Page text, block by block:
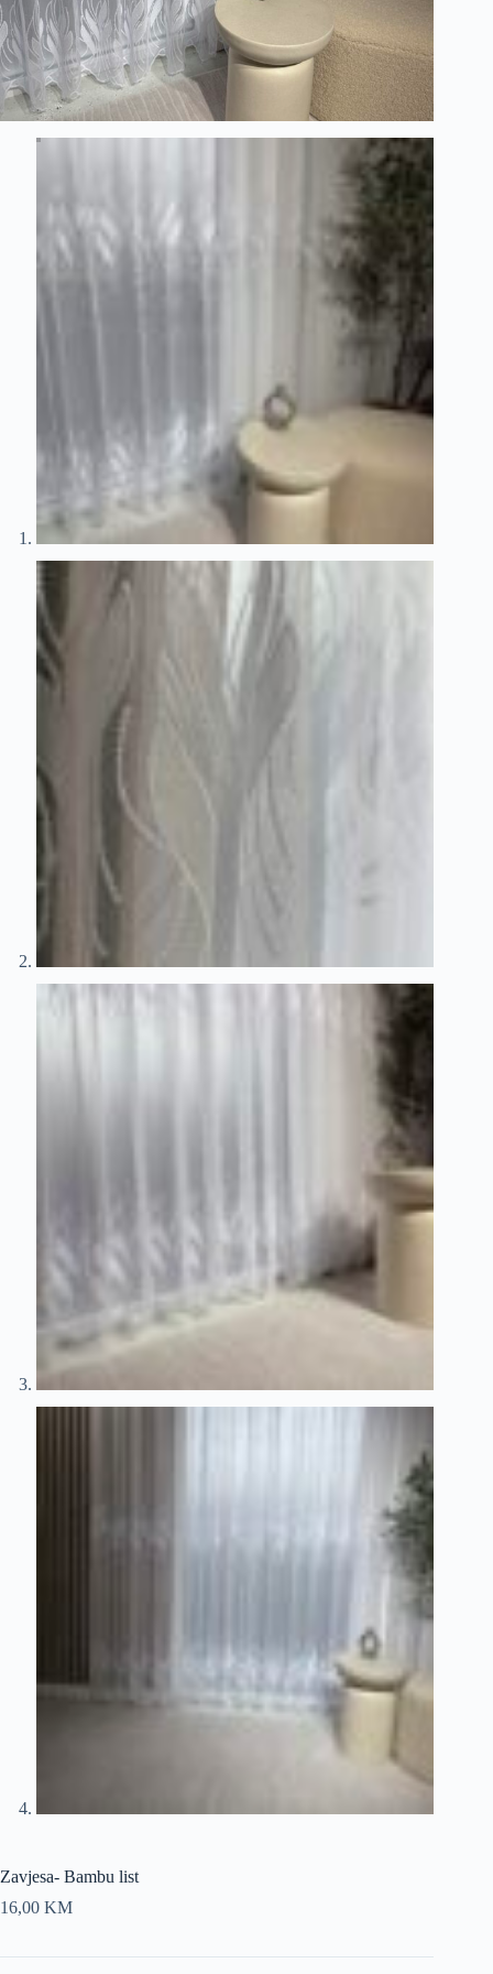
Zavjesa- Bambu list
16,00 KM